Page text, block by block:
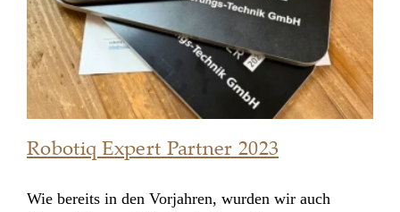
Robotiq Expert Partner 2023
Wie bereits in den Vorjahren, wurden wir auch